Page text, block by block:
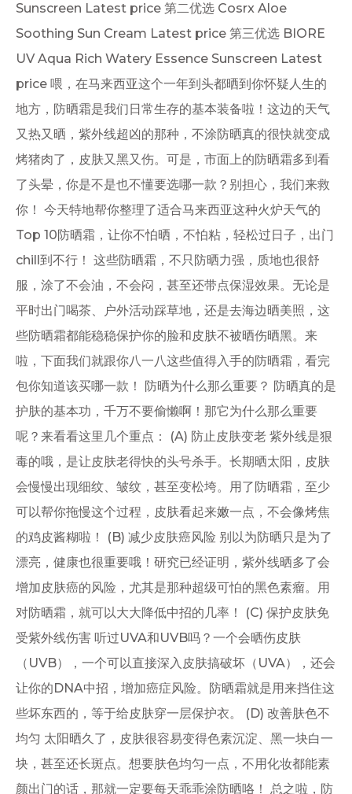
Sunscreen Latest price 第二优选 Cosrx Aloe
Soothing Sun Cream Latest price 第三优选 BIORE
UV Aqua Rich Watery Essence Sunscreen Latest
price 喂，在马来西亚这个一年到头都晒到你怀疑人生的
地方，防晒霜是我们日常生存的基本装备啦！这边的天气
又热又晒，紫外线超凶的那种，不涂防晒真的很快就变成
烤猪肉了，皮肤又黑又伤。可是，市面上的防晒霜多到看
了头晕，你是不是也不懂要选哪一款？别担心，我们来救
你！ 今天特地帮你整理了适合马来西亚这种火炉天气的
Top 10防晒霜，让你不怕晒，不怕粘，轻松过日子，出门
chill到不行！ 这些防晒霜，不只防晒力强，质地也很舒
服，涂了不会油，不会闷，甚至还带点保湿效果。无论是
平时出门喝茶、户外活动踩草地，还是去海边晒美照，这
些防晒霜都能稳稳保护你的脸和皮肤不被晒伤晒黑。来
啦，下面我们就跟你八一八这些值得入手的防晒霜，看完
包你知道该买哪一款！ 防晒为什么那么重要？ 防晒真的是
护肤的基本功，千万不要偷懒啊！那它为什么那么重要
呢？来看看这里几个重点： (A) 防止皮肤变老 紫外线是狠
毒的哦，是让皮肤老得快的头号杀手。长期晒太阳，皮肤
会慢慢出现细纹、皱纹，甚至变松垮。用了防晒霜，至少
可以帮你拖慢这个过程，皮肤看起来嫩一点，不会像烤焦
的鸡皮酱糊啦！ (B) 减少皮肤癌风险 别以为防晒只是为了
漂亮，健康也很重要哦！研究已经证明，紫外线晒多了会
增加皮肤癌的风险，尤其是那种超级可怕的黑色素瘤。用
对防晒霜，就可以大大降低中招的几率！ (C) 保护皮肤免
受紫外线伤害 听过UVA和UVB吗？一个会晒伤皮肤
（UVB），一个可以直接深入皮肤搞破坏（UVA），还会
让你的DNA中招，增加癌症风险。防晒霜就是用来挡住这
些坏东西的，等于给皮肤穿一层保护衣。 (D) 改善肤色不
均匀 太阳晒久了，皮肤很容易变得色素沉淀、黑一块白一
块，甚至还长斑点。想要肤色均匀一点，不用化妆都能素
颜出门的话，那就一定要每天乖乖涂防晒咯！ 总之啦，防